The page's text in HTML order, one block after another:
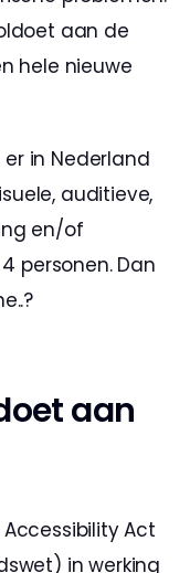
aan de
hele nieuwe
in Nederland
auditieve,
en/of
personen. Dan
aan
Act
in werking